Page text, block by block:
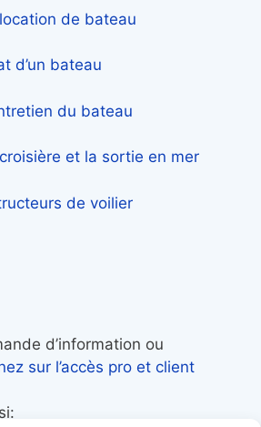
de bateau
d’un bateau
du bateau
et la sortie en mer
de voilier
d’information ou
sur l’accès pro et client